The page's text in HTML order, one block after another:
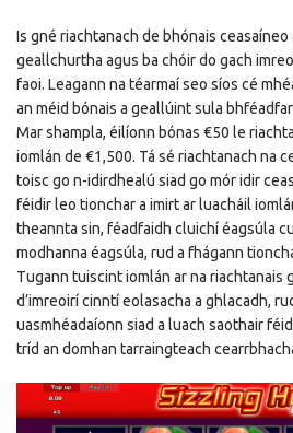
Is gné riachtanach de bhónais ceasaíneo
geallchurtha agus ba chóir do gach
faoi. Leagann na téarmaí seo síos cé
an méid bónais a geallúint sula
Mar shampla, éilíonn bónas €50 le
iomlán de €1,500. Tá sé riachtanach na
toisc go n-idirdhealú siad go mór idir
féidir leo tionchar a imirt ar luacháil
theannta sin, féadfaidh cluichí éagsúla
modhanna éagsúla, rud a fhágann
Tugann tuiscint iomlán ar na riachtanais
d’imreoirí cinntí eolasacha a ghlacadh,
uasmhéadaíonn siad a luach saothair
tríd an domhan tarraingteach